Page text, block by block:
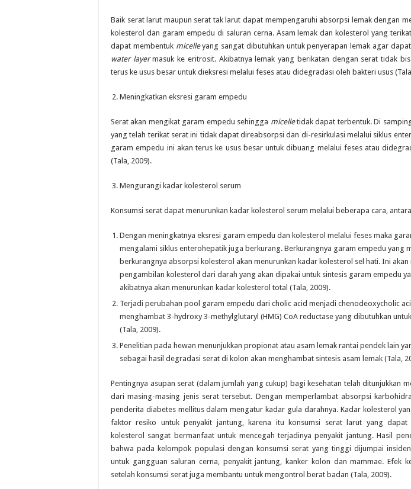
Baik serat larut maupun serat tak larut dapat mempengaruhi absorpsi lemak dengan
kolesterol dan garam empedu di saluran cerna. Asam lemak dan kolesterol yang
dapat membentuk micelleyang sangat dibutuhkan untuk penyerapan lemak agar
water layermasuk ke eritrosit. Akibatnya lemak yang berikatan dengan serat tidak
terus ke usus besar untuk dieksresi melalui feses atau didegradasi oleh bakteri usus
Meningkatkan eksresi garam empedu
Serat akan mengikat garam empedu sehingga micelletidak dapat terbentuk. Di
yang telah terikat serat ini tidak dapat direabsorpsi dan di-resirkulasi melalui siklus
garam empedu ini akan terus ke usus besar untuk dibuang melalui feses atau
(Tala, 2009).
Mengurangi kadar kolesterol serum
Konsumsi serat dapat menurunkan kadar kolesterol serum melalui beberapa cara,
Dengan meningkatnya eksresi garam empedu dan kolesterol melalui feses maka
mengalami siklus enterohepatik juga berkurang. Berkurangnya garam empedu yang
berkurangnya absorpsi kolesterol akan menurunkan kadar kolesterol sel hati. Ini akan
pengambilan kolesterol dari darah yang akan dipakai untuk sintesis garam empedu
akibatnya akan menurunkan kadar kolesterol total (Tala, 2009).
Terjadi perubahan pool garam empedu dari cholic acid menjadi chenodeoxycholic
menghambat 3-hydroxy 3-methylglutaryl (HMG) CoA reductase yang dibutuhkan
(Tala, 2009).
Penelitian pada hewan menunjukkan propionat atau asam lemak rantai pendek lain
sebagai hasil degradasi serat di kolon akan menghambat sintesis asam lemak (Tala,
Pentingnya asupan serat (dalam jumlah yang cukup) bagi kesehatan telah ditunjukkan
dari masing-masing jenis serat tersebut. Dengan memperlambat absorpsi
penderita diabetes mellitus dalam mengatur kadar gula darahnya. Kadar kolesterol
faktor resiko untuk penyakit jantung, karena itu konsumsi serat larut yang dapat
kolesterol sangat bermanfaat untuk mencegah terjadinya penyakit jantung. Hasil
bahwa pada kelompok populasi dengan konsumsi serat yang tinggi dijumpai
untuk gangguan saluran cerna, penyakit jantung, kanker kolon dan mammae. Efek
setelah konsumsi serat juga membantu untuk mengontrol berat badan (Tala, 2009).